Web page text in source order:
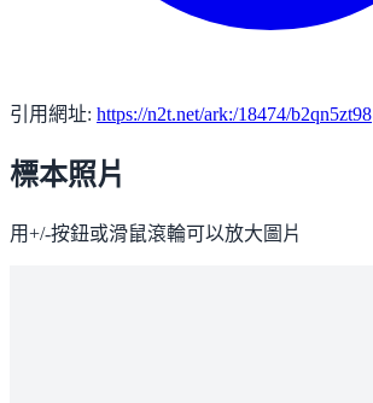
引用網址: https://n2t.net/ark:/18474/b2qn5zt98
標本照片
用+/-按鈕或滑鼠滾輪可以放大圖片